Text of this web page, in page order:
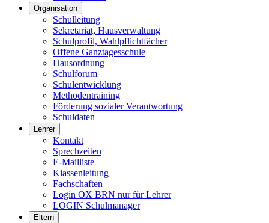
Organisation
Schulleitung
Sekretariat, Hausverwaltung
Schulprofil, Wahlpflichtfächer
Offene Ganztagesschule
Hausordnung
Schulforum
Schulentwicklung
Methodentraining
Förderung sozialer Verantwortung
Schuldaten
Lehrer
Kontakt
Sprechzeiten
E-Mailliste
Klassenleitung
Fachschaften
Login OX BRN nur für Lehrer
LOGIN Schulmanager
Eltern